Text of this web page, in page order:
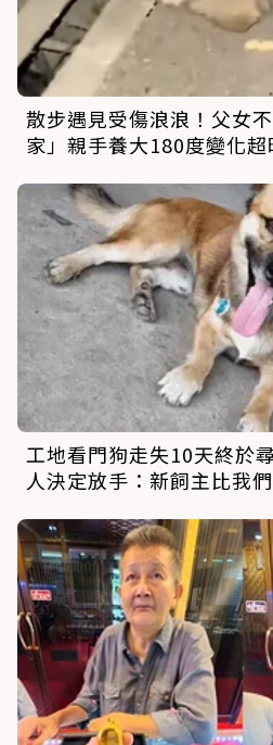
散步遇見受傷浪浪！父女
家」親手養大180度變化超
工地看門狗走失10天終於
人決定放手：新飼主比我